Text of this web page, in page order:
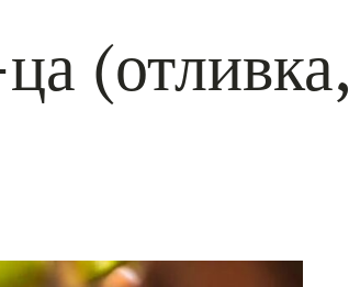
(отливка,